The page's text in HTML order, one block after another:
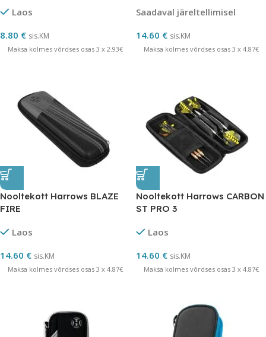
Laos
8.80 € sis.KM
Maksa kolmes võrdses osas 3 x 2.93€
Saadaval järeltellimisel
14.60 € sis.KM
Maksa kolmes võrdses osas 3 x 4.87€
Nooltekott Harrows BLAZE
FIRE
Laos
14.60 € sis.KM
Maksa kolmes võrdses osas 3 x 4.87€
Nooltekott Harrows CARBON
ST PRO 3
Laos
14.60 € sis.KM
Maksa kolmes võrdses osas 3 x 4.87€